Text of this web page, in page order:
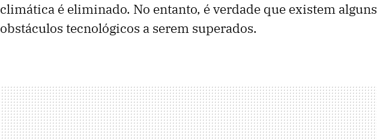
climática é eliminado. No entanto, é verdade que existem alguns
obstáculos tecnológicos a serem superados.